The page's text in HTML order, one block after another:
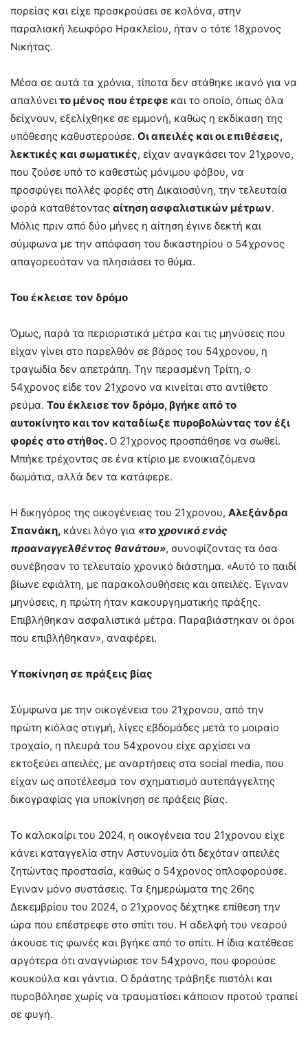
πορείας και είχε προσκρούσει σε κολόνα, στην
παραλιακή λεωφόρο Ηρακλείου, ήταν ο τότε 18χρονος
Νικήτας.
Μέσα σε αυτά τα χρόνια, τίποτα δεν στάθηκε ικανό για να
απαλύνειτο μένος που έτρεφε και το οποίο, όπως όλα
δείχνουν, εξελίχθηκε σε εμμονή, καθώς η εκδίκαση της
υπόθεσης καθυστερούσε. Οι απειλές και οι επιθέσεις,
λεκτικές και σωματικές, είχαν αναγκάσει τον 21χρονο,
που ζούσε υπό το καθεστώς μόνιμου φόβου, να
προσφύγει πολλές φορές στη Δικαιοσύνη, την τελευταία
φορά καταθέτοντας αίτηση ασφαλιστικών μέτρων.
Μόλις πριν από δύο μήνες η αίτηση έγινε δεκτή και
σύμφωνα με την απόφαση του δικαστηρίου ο 54χρονος
απαγορευόταν να πλησιάσει το θύμα.
Του έκλεισε τον δρόμο
Όμως, παρά τα περιοριστικά μέτρα και τις μηνύσεις που
είχαν γίνει στο παρελθόν σε βάρος του 54χρονου, η
τραγωδία δεν απετράπη. Την περασμένη Τρίτη, ο
54χρονος είδε τον 21χρονο να κινείται στο αντίθετο
ρεύμα. Του έκλεισε τον δρόμο, βγήκε από το
αυτοκίνητο και τον καταδίωξε πυροβολώντας τον έξι
φορές στο στήθος. Ο 21χρονος προσπάθησε να σωθεί.
Μπήκε τρέχοντας σε ένα κτίριο με ενοικιαζόμενα
δωμάτια, αλλά δεν τα κατάφερε.
Η δικηγόρος της οικογένειας του 21χρονου, Αλεξάνδρα
Σπανάκη, κάνει λόγο για «το χρονικό ενός
προαναγγελθέντος θανάτου», συνοψίζοντας τα όσα
συνέβησαν το τελευταίο χρονικό διάστημα. «Αυτό το παιδί
βίωνε εφιάλτη, με παρακολουθήσεις και απειλές. Έγιναν
μηνύσεις, η πρώτη ήταν κακουργηματικής πράξης.
Επιβλήθηκαν ασφαλιστικά μέτρα. Παραβιάστηκαν οι όροι
που επιβλήθηκαν», αναφέρει.
Υποκίνηση σε πράξεις βίας
Σύμφωνα με την οικογένεια του 21χρονου, από την
πρώτη κιόλας στιγμή, λίγες εβδομάδες μετά το μοιραίο
τροχαίο, η πλευρά του 54χρονου είχε αρχίσει να
εκτοξεύει απειλές, με αναρτήσεις στα social media, που
είχαν ως αποτέλεσμα τον σχηματισμό αυτεπάγγελτης
δικογραφίας για υποκίνηση σε πράξεις βίας.
Το καλοκαίρι του 2024, η οικογένεια του 21χρονου είχε
κάνει καταγγελία στην Αστυνομία ότι δεχόταν απειλές
ζητώντας προστασία, καθώς ο 54χρονος οπλοφορούσε.
Εγιναν μόνο συστάσεις. Τα ξημερώματα της 26ης
Δεκεμβρίου του 2024, ο 21χρονος δέχτηκε επίθεση την
ώρα που επέστρεφε στο σπίτι του. Η αδελφή του νεαρού
άκουσε τις φωνές και βγήκε από το σπίτι. Η ίδια κατέθεσε
αργότερα ότι αναγνώρισε τον 54χρονο, που φορούσε
κουκούλα και γάντια. Ο δράστης τράβηξε πιστόλι και
πυροβόλησε χωρίς να τραυματίσει κάποιον προτού τραπεί
σε φυγή.